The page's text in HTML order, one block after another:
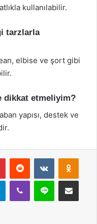
kullanılabilir.
tarzlarla
elbise ve şort gibi
dikkat etmeliyim?
yapısı, destek ve
PinterestReddit VKontakte
TelegramViber Line E-Posta ile